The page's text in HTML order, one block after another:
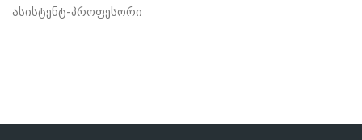
ასისტენტ-პროფესორი